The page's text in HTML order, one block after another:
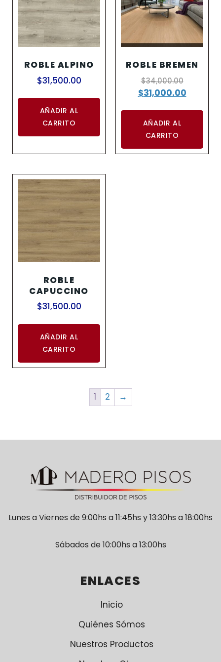
ROBLE ALPINO
$31,500.00
AÑADIR AL
CARRITO
ROBLE BREMEN
$34,000.00
$31,000.00
AÑADIR AL
CARRITO
ROBLE
CAPUCCINO
$31,500.00
AÑADIR AL
CARRITO
1 2 →
Lunes a Viernes de 9:00hs a 11:45hs y 13:30hs a 18:00hs
Sábados de 10:00hs a 13:00hs
ENLACES
Inicio
Quiénes Sómos
Nuestros Productos